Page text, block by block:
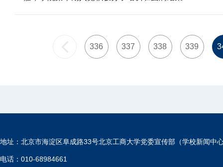
336 337 338 339
地址：北京市海淀区阜成路33号北京工商大学党委宣传部（学校新闻中
电话：010-68984661